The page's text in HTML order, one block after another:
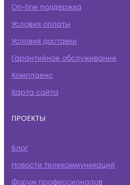
On-line поддержка
Условия оплаты
Условия доставки
Гарантийное обслуживание
Комплаенс
Карта сайта
ПРОЕКТЫ
Блог
Новости телекоммуникаций
Форум профессионалов